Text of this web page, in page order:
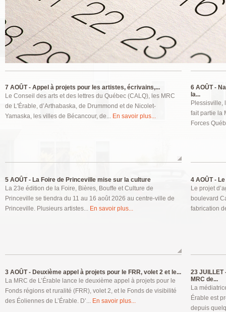
7 AOÛT - Appel à projets pour les artistes, écrivains,...
Le Conseil des arts et des lettres du Québec (CALQ), les MRC
de L'Érable, d’Arthabaska, de Drummond et de Nicolet-
Yamaska, les villes de Bécancour, de... En savoir plus...
6 AOÛT -
la...
Plessisville,
fait partie la
Forces
5 AOÛT - La Foire de Princeville mise sur la culture
La 23e édition de la Foire, Bières, Bouffe et Culture de
Princeville se tiendra du 11 au 16 août 2026 au centre-ville de
Princeville. Plusieurs artistes... En savoir plus...
4 AOÛT -
Le projet
boulevard
fabrication
3 AOÛT - Deuxième appel à projets pour le FRR, volet 2 et le...
La MRC de L’Érable lance le deuxième appel à projets pour le
Fonds régions et ruralité (FRR), volet 2, et le Fonds de visibilité
des Éoliennes de L’Érable. D’... En savoir plus...
23 JUILLET
MRC de...
La
Érable est
depuis
Pages